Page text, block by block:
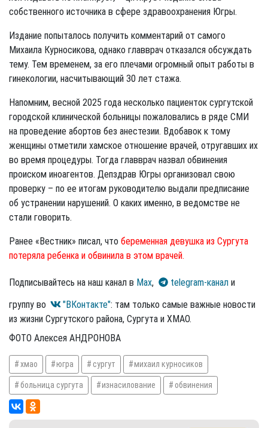
собственного источника в сфере здравоохранения Югры.
Издание попыталось получить комментарий от самого
Михаила Курносикова, однако главврач отказался обсуждать
тему. Тем временем, за его плечами огромный опыт работы в
гинекологии, насчитывающий 30 лет стажа.
Напомним, весной 2025 года несколько пациенток сургутской
городской клинической больницы пожаловались в ряде СМИ
на проведение абортов без анестезии. Вдобавок к тому
женщины отметили хамское отношение врачей, отругавших их
во время процедуры. Тогда главврач назвал обвинения
происком иноагентов. Депздрав Югры организовал свою
проверку – по ее итогам руководителю выдали предписание
об устранении нарушений. О каких именно, в ведомстве не
стали говорить.
Ранее «Вестник» писал, что беременная девушка из Сургута
потеряла ребенка и обвинила в этом врачей.
Подписывайтесь на наш канал в Max, telegram-канал и
группу во
"ВКонтакте": там только самые важные новости
из жизни Сургутского района, Сургута и ХМАО.
ФОТО Алексея АНДРОНОВА
хмао югра сургут михаил курносиков
больница сургута изнасилование обвинения